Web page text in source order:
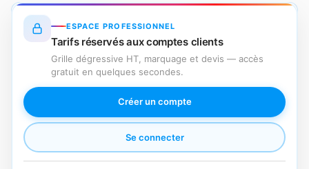
ESPACE PROFESSIONNEL
Tarifs réservés aux comptes clients
Grille dégressive HT, marquage et devis — accès
gratuit en quelques secondes.
Créer un compte
Se connecter